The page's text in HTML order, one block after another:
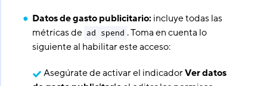
Datos de gasto publicitario:incluye todas las
métricas de ad spend . Toma en cuenta lo
siguiente al habilitar este acceso:
Asegúrate de activar el indicadorVer datos